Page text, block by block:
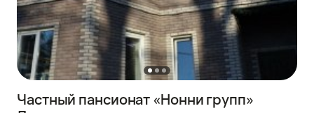
Частный пансионат «Нонни групп»